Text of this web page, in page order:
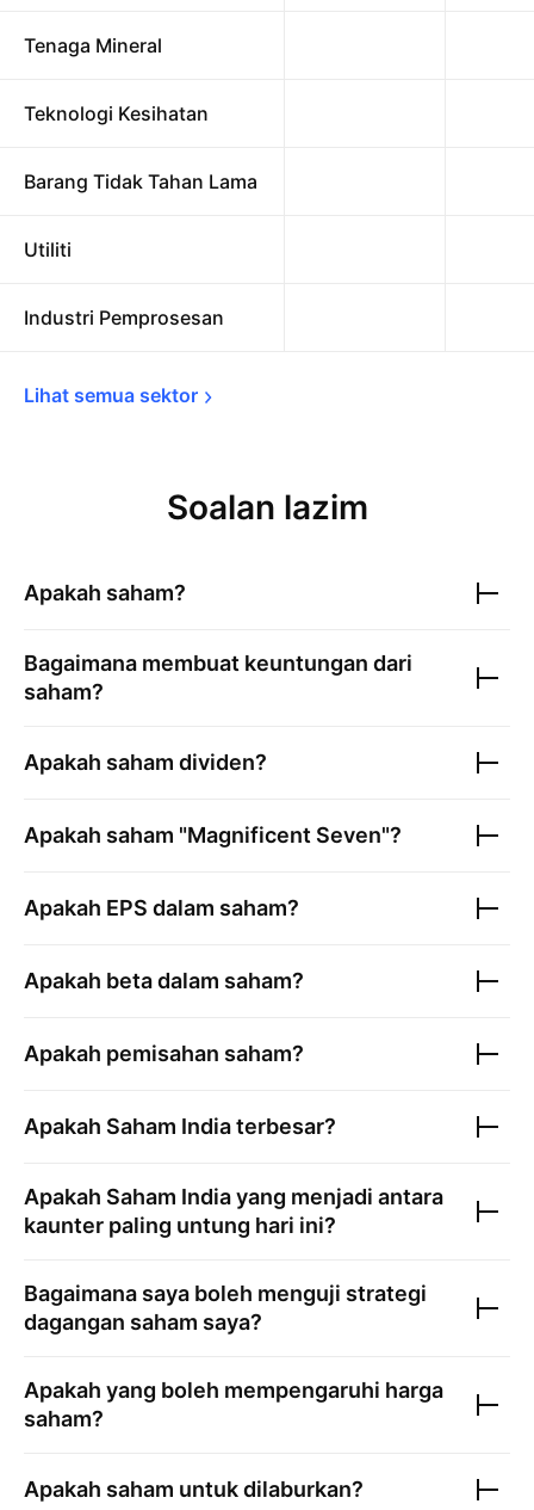
Tenaga Mineral
Teknologi Kesihatan
Barang Tidak Tahan Lama
Utiliti
Industri Pemprosesan
Lihat semua sektor
Soalan lazim
Apakah saham?
Bagaimana membuat keuntungan dari
saham?
Apakah saham dividen?
Apakah saham "Magnificent Seven"?
Apakah EPS dalam saham?
Apakah beta dalam saham?
Apakah pemisahan saham?
Apakah Saham Indiaterbesar?
Apakah Saham Indiayang menjadi antara
kaunter paling untung hari ini?
Bagaimana saya boleh menguji strategi
dagangan saham saya?
Apakah yang boleh mempengaruhi harga
saham?
Apakah saham untuk dilaburkan?